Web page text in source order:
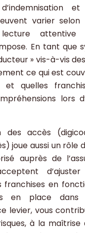
varier
attentive
En tant que
» vis-à-vis
ce qui est
et quelles
lors
des accès
joue aussi un rôle
auprès de
franchises en
en place dans
levier, vous
à la